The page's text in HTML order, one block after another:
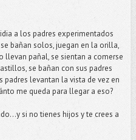
a los padres experimentados
bañan solos, juegan en la orilla,
llevan pañal, se sientan a comerse
se bañan con sus padres
levantan la vista de vez en
me queda para llegar a eso?
si no tienes hijos y te crees a